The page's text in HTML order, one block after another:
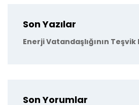
Son Yazılar
Enerji Vatandaşlığının Teşvik
Son Yorumlar